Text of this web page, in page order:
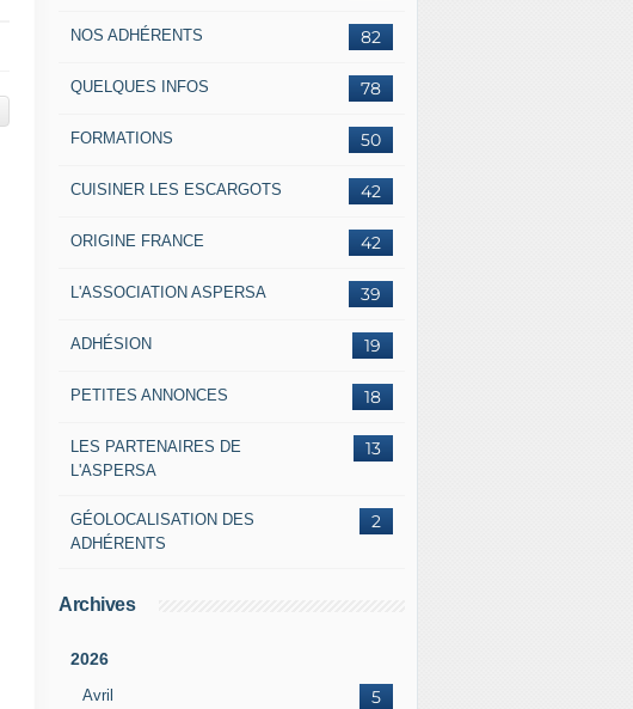
82
NOS ADHÉRENTS
78
QUELQUES INFOS
50
FORMATIONS
42
CUISINER LES ESCARGOTS
42
ORIGINE FRANCE
39
L'ASSOCIATION ASPERSA
19
ADHÉSION
18
PETITES ANNONCES
13
LES PARTENAIRES DE
L'ASPERSA
2
GÉOLOCALISATION DES
ADHÉRENTS
Archives
2026
Avril 5